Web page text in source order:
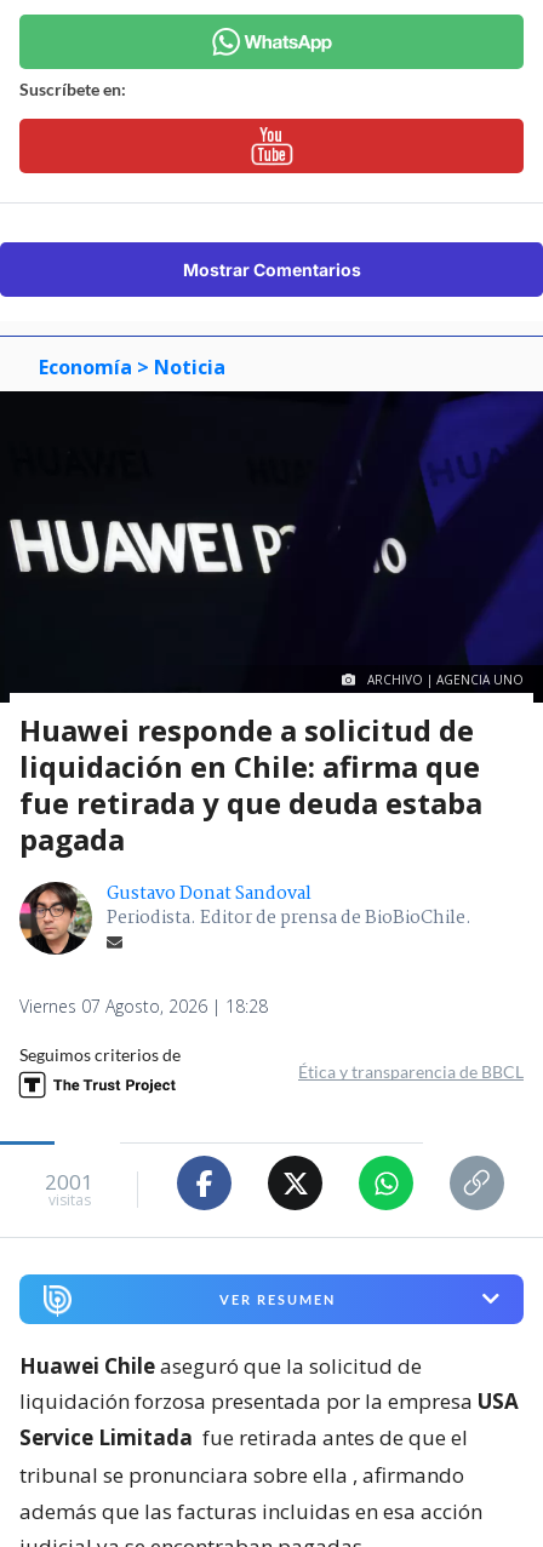
Suscríbete en:
Mostrar Comentarios
Economía > Noticia
ARCHIVO | AGENCIA UNO
Huawei responde a solicitud de
liquidación en Chile: afirma que
fue retirada y que deuda estaba
pagada
Gustavo Donat Sandoval
Periodista. Editor de prensa de BioBioChile.
Viernes 07 Agosto, 2026 | 18:28
Seguimos criterios de
Ética y transparencia de BBCL
2001
visitas
VER RESUMEN
Huawei Chileaseguró que la solicitud de
liquidación forzosa presentada por la empresa USA
Service Limitada fue retirada antes de que el
tribunal se pronunciara sobre ella , afirmando
además que las facturas incluidas en esa acción